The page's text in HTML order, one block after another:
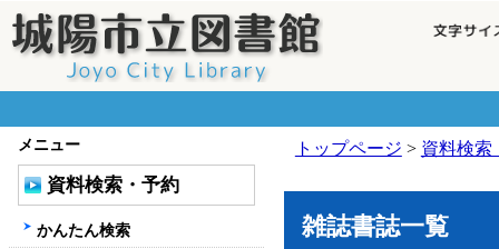
トップページ > 資料検索
雑誌書誌一覧
メニュー
資料検索・予約
かんたん検索